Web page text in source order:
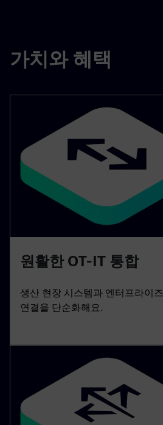
가치와 혜택
원활한 OT-IT 통합
생산 현장 시스템과 엔터프라이
연결을 단순화해요.